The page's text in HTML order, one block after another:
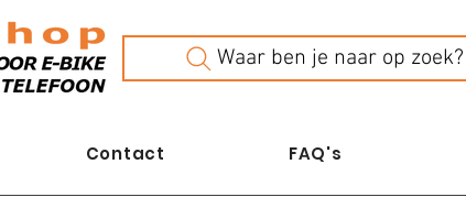
Waar ben je naar op zoek?
Contact FAQ's